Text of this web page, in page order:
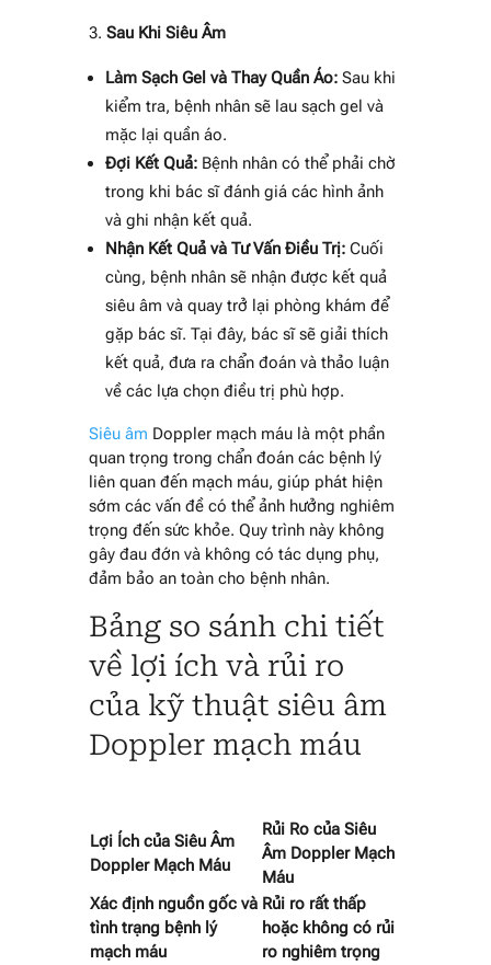
Sau Khi Siêu Âm
Làm Sạch Gel và Thay Quần Áo:Sau khi
kiểm tra, bệnh nhân sẽ lau sạch gel và
mặc lại quần áo.
Đợi Kết Quả:Bệnh nhân có thể phải chờ
trong khi bác sĩ đánh giá các hình ảnh
và ghi nhận kết quả.
Nhận Kết Quả và Tư Vấn Điều Trị:Cuối
cùng, bệnh nhân sẽ nhận được kết quả
siêu âm và quay trở lại phòng khám để
gặp bác sĩ. Tại đây, bác sĩ sẽ giải thích
kết quả, đưa ra chẩn đoán và thảo luận
về các lựa chọn điều trị phù hợp.
Siêu âm Doppler mạch máu là một phần
quan trọng trong chẩn đoán các bệnh lý
liên quan đến mạch máu, giúp phát hiện
sớm các vấn đề có thể ảnh hưởng nghiêm
trọng đến sức khỏe. Quy trình này không
gây đau đớn và không có tác dụng phụ,
đảm bảo an toàn cho bệnh nhân.
Bảng so sánh chi tiết
về lợi ích và rủi ro
của kỹ thuật siêu âm
Doppler mạch máu
Lợi Ích của Siêu Âm
Doppler Mạch Máu
Rủi Ro của Siêu
Âm Doppler Mạch
Máu
Xác định nguồn gốc và
tình trạng bệnh lý
mạch máu
Rủi ro rất thấp
hoặc không có rủi
ro nghiêm trọng